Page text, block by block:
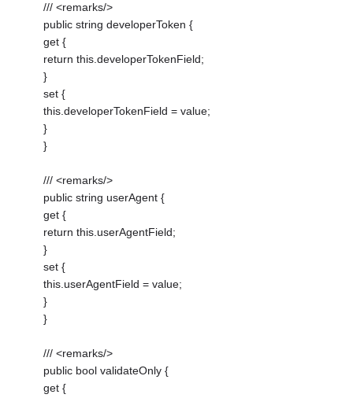
/// <remarks/>
public string developerToken {
get {
return this.developerTokenField;
}
set {
this.developerTokenField = value;
}
}
/// <remarks/>
public string userAgent {
get {
return this.userAgentField;
}
set {
this.userAgentField = value;
}
}
/// <remarks/>
public bool validateOnly {
get {